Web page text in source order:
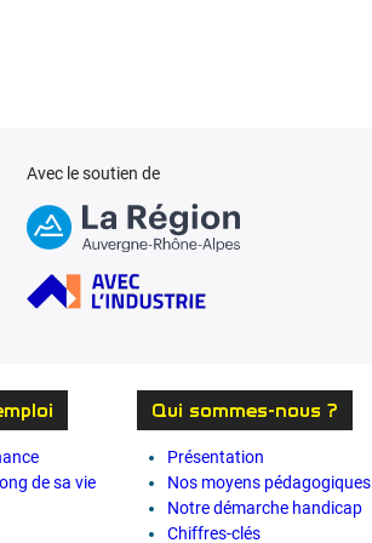
Avec le soutien de
de sa vie
Qui sommes-nous ?
Présentation
Nos moyens pédagogiques
Notre démarche handicap
Chiffres-clés